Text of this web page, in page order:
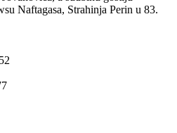
Naftagasa, Strahinja Perin u 83.